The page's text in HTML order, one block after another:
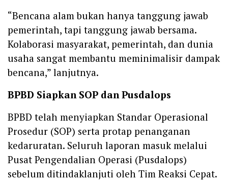
“Bencana alam bukan hanya tanggung jawab
pemerintah, tapi tanggung jawab bersama.
Kolaborasi masyarakat, pemerintah, dan dunia
usaha sangat membantu meminimalisir dampak
bencana,” lanjutnya.
BPBD Siapkan SOP dan Pusdalops
BPBD telah menyiapkan Standar Operasional
Prosedur (SOP) serta protap penanganan
kedaruratan. Seluruh laporan masuk melalui
Pusat Pengendalian Operasi (Pusdalops)
sebelum ditindaklanjuti oleh Tim Reaksi Cepat.